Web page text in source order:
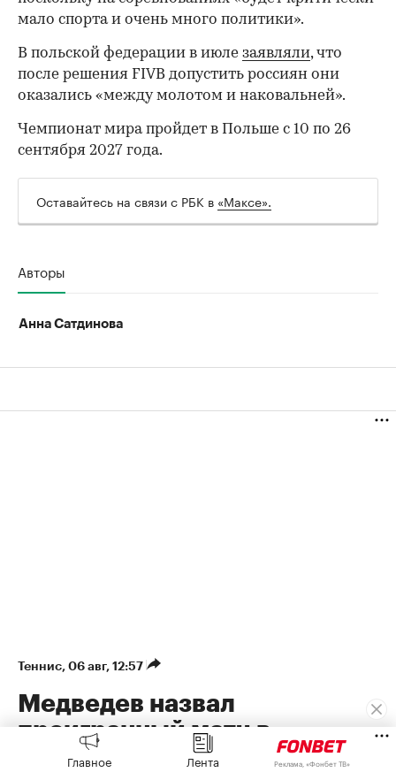
00:00 /
мало спорта и очень много политики».
В польской федерации в июле заявляли, что
после решения FIVB допустить россиян они
оказались «между молотом и наковальней».
Чемпионат мира пройдет в Польше с 10 по 26
сентября 2027 года.
Оставайтесь на связи с РБК в «Максе».
Авторы
Анна Сатдинова
Теннис⁠, 06 авг, 12:57
Медведев назвал
проигранный матч в
Монреале «одним из худших
Главное Лента Реклама, «Фонбет ТВ»